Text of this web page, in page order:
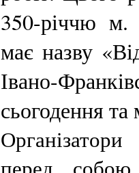
350-річчю м.
має назву
Івано-
сьогодення